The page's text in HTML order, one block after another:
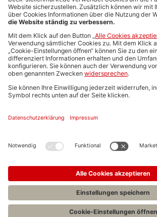
Media-Daten
Newsletteranmeldung
Produktübersicht
ALLGEMEIN
FAQs
Impressum
Stellenangebote C.H.BECK